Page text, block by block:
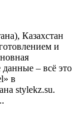
Казахстан
и
– всё это
в
stylekz.su.